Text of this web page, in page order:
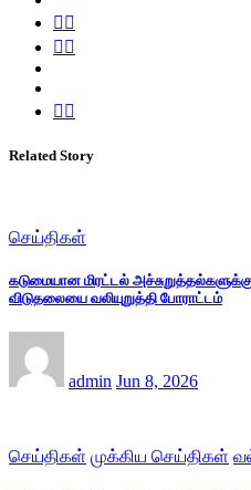
Related Story
செய்திகள்
கடுமையான மிரட்டல்
விடுதலையை வலியுறுத்தி போராட்டம்
admin Jun 8, 2026
செய்திகள் முக்கிய செய்திகள்